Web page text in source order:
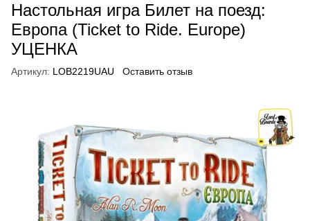
Настольная игра Билет на поезд:
Европа (Ticket to Ride. Europe)
УЦЕНКА
Артикул: LOB2219UAU Оставить отзыв